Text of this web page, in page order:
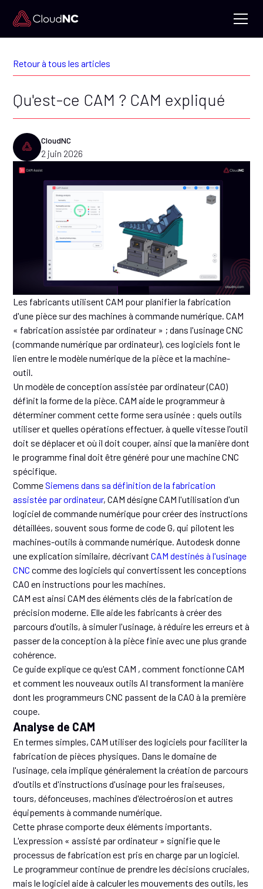
Retour à tous les articles
Qu'est-ce CAM ? CAM expliqué
CloudNC
2 juin 2026
Les fabricants utilisent CAM pour planifier la fabrication
d'une pièce sur des machines à commande numérique. CAM
« fabrication assistée par ordinateur » ; dans l'usinage CNC
(commande numérique par ordinateur), ces logiciels font le
lien entre le modèle numérique de la pièce et la machine-
outil.
Un modèle de conception assistée par ordinateur (CAO)
définit la forme de la pièce. CAM aide le programmeur à
déterminer comment cette forme sera usinée : quels outils
utiliser et quelles opérations effectuer, à quelle vitesse l'outil
doit se déplacer et où il doit couper, ainsi que la manière dont
le programme final doit être généré pour une machine CNC
spécifique.
CommeSiemens dans sa définition de la fabrication
assistée par ordinateur, CAM désigne CAM l'utilisation d'un
logiciel de commande numérique pour créer des instructions
détaillées, souvent sous forme de code G, qui pilotent les
machines-outils à commande numérique. Autodesk donne
une explication similaire, décrivantCAM destinés à l'usinage
CNC comme des logiciels qui convertissent les conceptions
CAO en instructions pour les machines.
CAM est ainsi CAM des éléments clés de la fabrication de
précision moderne. Elle aide les fabricants à créer des
parcours d'outils, à simuler l'usinage, à réduire les erreurs et à
passer de la conception à la pièce finie avec une plus grande
cohérence.
Ce guide explique ce qu'est CAM , comment fonctionne CAM
et comment les nouveaux outils AI transforment la manière
dont les programmeurs CNC passent de la CAO à la première
coupe.
Analyse de CAM
En termes simples, CAM utiliser des logiciels pour faciliter la
fabrication de pièces physiques. Dans le domaine de
l'usinage, cela implique généralement la création de parcours
d'outils et d'instructions d'usinage pour les fraiseuses,
tours, défonceuses, machines d'électroérosion et autres
équipements à commande numérique.
Cette phrase comporte deux éléments importants.
L'expression « assisté par ordinateur » signifie que le
processus de fabrication est pris en charge par un logiciel.
Le programmeur continue de prendre les décisions cruciales,
mais le logiciel aide à calculer les mouvements des outils, les